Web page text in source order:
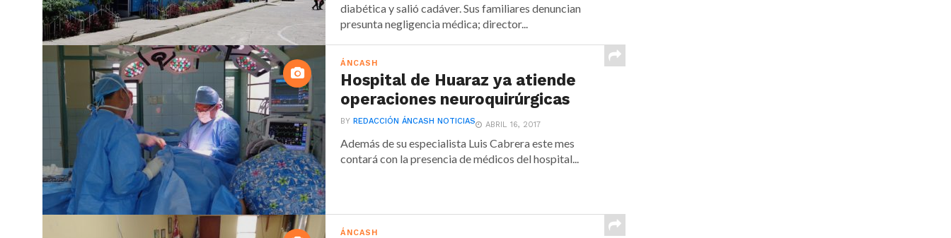
diabética y salió cadáver. Sus familiares denuncian
presunta negligencia médica; director...
ÁNCASH
Hospital de Huaraz ya atiende
operaciones neuroquirúrgicas
BYREDACCIÓN ÁNCASH NOTICIAS ABRIL 16, 2017
Además de su especialista Luis Cabrera este mes
contará con la presencia de médicos del hospital...
ÁNCASH